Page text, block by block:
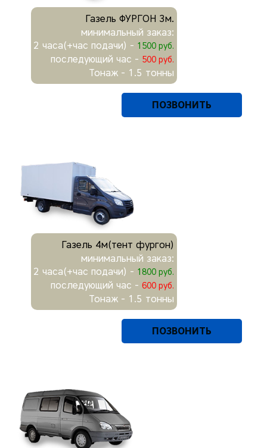
Газель ФУРГОН 3м.
минимальный заказ:
2 часа(+час подачи) - 1500 руб.
последующий час - 500 руб.
Тонаж - 1.5 тонны
ПОЗВОНИТЬ
Газель 4м(тент фургон)
минимальный заказ:
2 часа(+час подачи) - 1800 руб.
последующий час -600 руб.
Тонаж - 1.5 тонны
ПОЗВОНИТЬ